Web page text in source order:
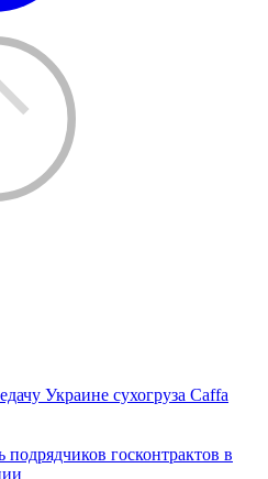
Украине сухогруза Caffa
госконтрактов в